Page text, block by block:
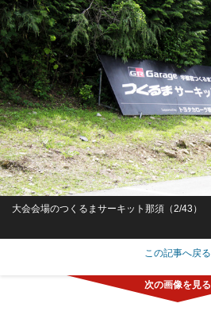
大会会場のつくるまサーキット那須（2/43）
この記事へ戻る